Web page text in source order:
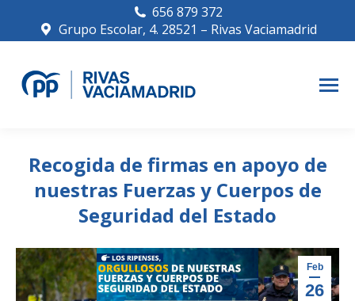
656 879 372
Grupo Escolar, 4. 28521 – Rivas Vaciamadrid
Recogida de firmas en apoyo de
nuestras Fuerzas y Cuerpos de
Seguridad del Estado
Feb
26